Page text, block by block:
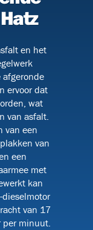
en het
ervoor dat
wat
van asfalt.
van een
van
een
met
kan
dieselmotor
van 17
per minuut.